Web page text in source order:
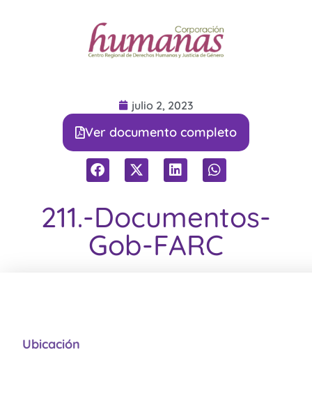
211.-Documentos-
Gob-FARC
julio 2, 2023
Ver documento completo
Ubicación